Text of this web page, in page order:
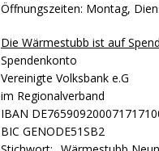
Öffnungszeiten: Montag,
Die Wärmestubb ist auf
Spendenkonto
Vereinigte Volksbank e.G
im Regionalverband
IBAN
BIC GENODE51SB2